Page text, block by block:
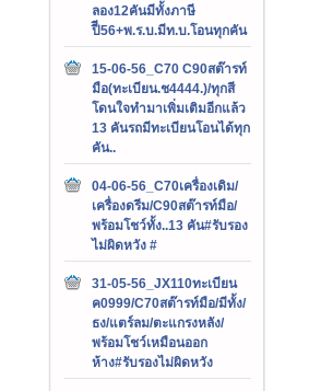
ลอง12คันมีทั้งภาษี
ปีี56+พ.ร.บ.มีท.บ.โอนทุกคัน
15-06-56_C70 C90สต๊ารท์
มือ(ทะเบียน.ช4444.)/ทุกสี
โดนใจทำมาเพิ่มเติมอีกแล้ว
13 คันรถมีทะเบียนโอนได้ทุก
คัน..
04-06-56_C70เครื่องเดิม/
เครื่องดรีม/C90สต๊ารท์มือ/
พร้อมโชว์ทั้ง..13 คัน#รับรอง
ไม่ผิดหวัง #
31-05-56_JX110ทะเบียน
ค0999/C70สต๊ารท์มือ/มีทั้ง/
ธง/แตร์ลม/ตะแกรงหลัง/
พร้อมโชว์เหมือนออก
ห้าง#รับรองไม่ผิดหวัง